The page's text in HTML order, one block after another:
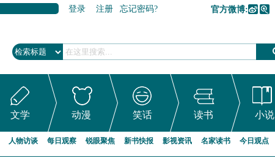
登录 注册 忘记密码? 官方微博:
文学 动漫 笑话 读书 小说
人物访谈 每日观察 锐眼聚焦 新书快报 影视资讯 名家读书 今日观点